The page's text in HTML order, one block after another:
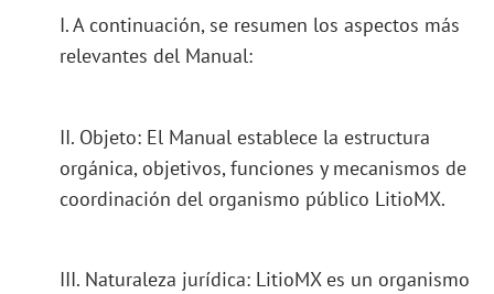
I. A continuación, se resumen los aspectos más
relevantes del Manual:
II. Objeto: El Manual establece la estructura
orgánica, objetivos, funciones y mecanismos de
coordinación del organismo público LitioMX.
III. Naturaleza jurídica: LitioMX es un organismo